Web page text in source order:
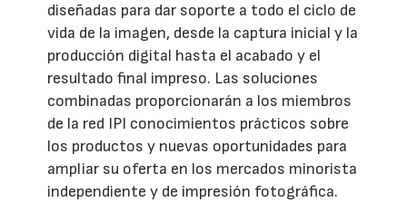
diseñadas para dar soporte a todo el ciclo de
vida de la imagen, desde la captura inicial y la
producción digital hasta el acabado y el
resultado final impreso. Las soluciones
combinadas proporcionarán a los miembros
de la red IPI conocimientos prácticos sobre
los productos y nuevas oportunidades para
ampliar su oferta en los mercados minorista
independiente y de impresión fotográfica.